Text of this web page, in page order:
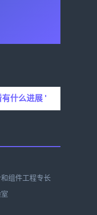
组件工程专长